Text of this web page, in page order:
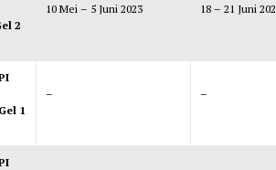
2
10 Mei – 5 Juni 2023 18 – 21 Juni
1
– –